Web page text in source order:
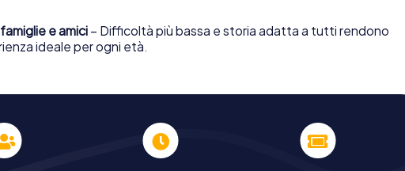
e amici – Difficoltà più bassa e storia adatta a tutti rendono
ideale per ogni età.